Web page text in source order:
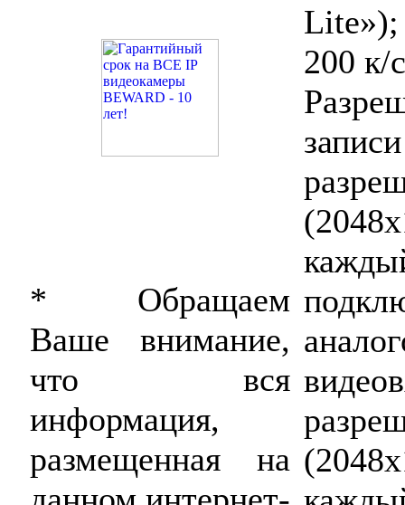
* Обращаем
Ваше внимание,
что вся
информация,
размещенная на
200 к/с